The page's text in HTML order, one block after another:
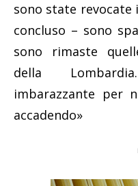
sono state revocate
concluso – sono
sono rimaste
della
imbarazzante per
accadendo»